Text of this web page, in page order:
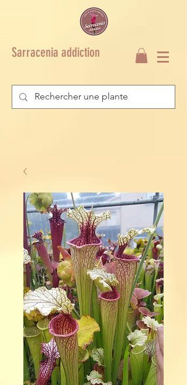
Sarracenia addiction